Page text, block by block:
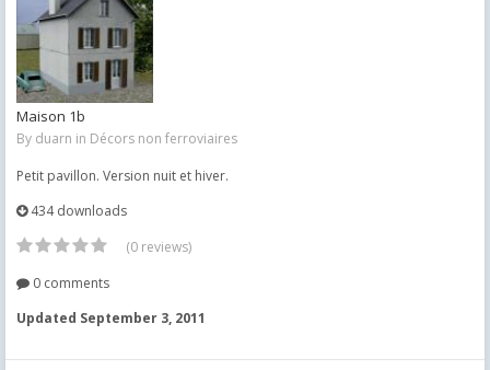
Maison 1b
By duarn in Décors non ferroviaires
Petit pavillon. Version nuit et hiver.
434 downloads
(0 reviews)
0 comments
Updated September 3, 2011